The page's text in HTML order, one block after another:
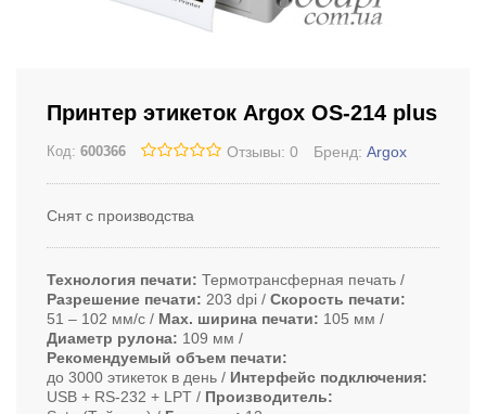
Принтер этикеток Argox OS-214 plus
Код: 600366 Отзывы: 0 Бренд: Argox
Снят с производства
Технология печати
Термотрансферная печать
Разрешение печати
203 dpi
Скорость печати
51 ‒ 102 мм/с
Max. ширина печати
105 мм
Диаметр рулона
109 мм
Рекомендуемый объем печати
до 3000 этикеток в день
Интерфейс подключения
USB + RS-232 + LPT
Производитель